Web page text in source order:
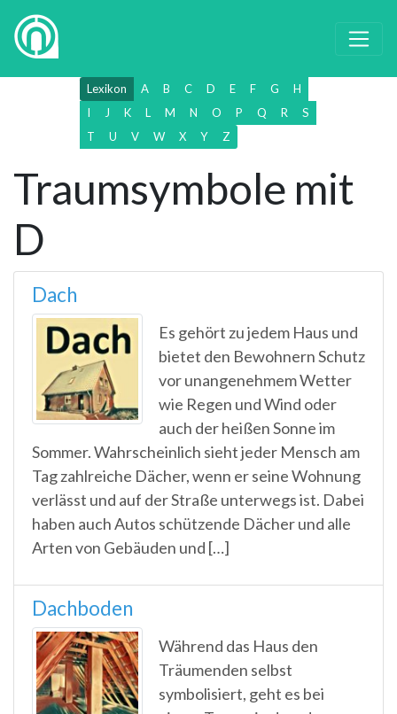
Lexikon A B C D E F G
H
I
J K L M N O P Q R
S
T
U V W X Y Z
Traumsymbole mit
D
Dach
Es gehört zu jedem Haus und
bietet den Bewohnern Schutz
vor unangenehmem Wetter
wie Regen und Wind oder
auch der heißen Sonne im
Sommer. Wahrscheinlich sieht jeder Mensch am
Tag zahlreiche Dächer, wenn er seine Wohnung
verlässt und auf der Straße unterwegs ist. Dabei
haben auch Autos schützende Dächer und alle
Arten von Gebäuden und […]
Dachboden
Während das Haus den
Träumenden selbst
symbolisiert, geht es bei